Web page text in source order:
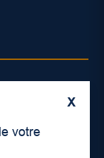
X
votre